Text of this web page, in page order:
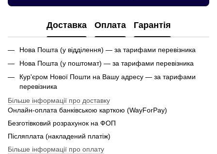
Доставка Оплата Гарантія
Нова Пошта (у відділення) — за тарифами перевізника
Нова Пошта (у поштомат) — за тарифами перевізника
Кур'єром Нової Пошти на Вашу адресу — за тарифами
перевізника
Більше інформації про доставку
Онлайн-оплата банківською карткою (WayForPay)
Безготівковий розрахунок на ФОП
Післяплата (накладений платіж)
Більше інформації про оплату